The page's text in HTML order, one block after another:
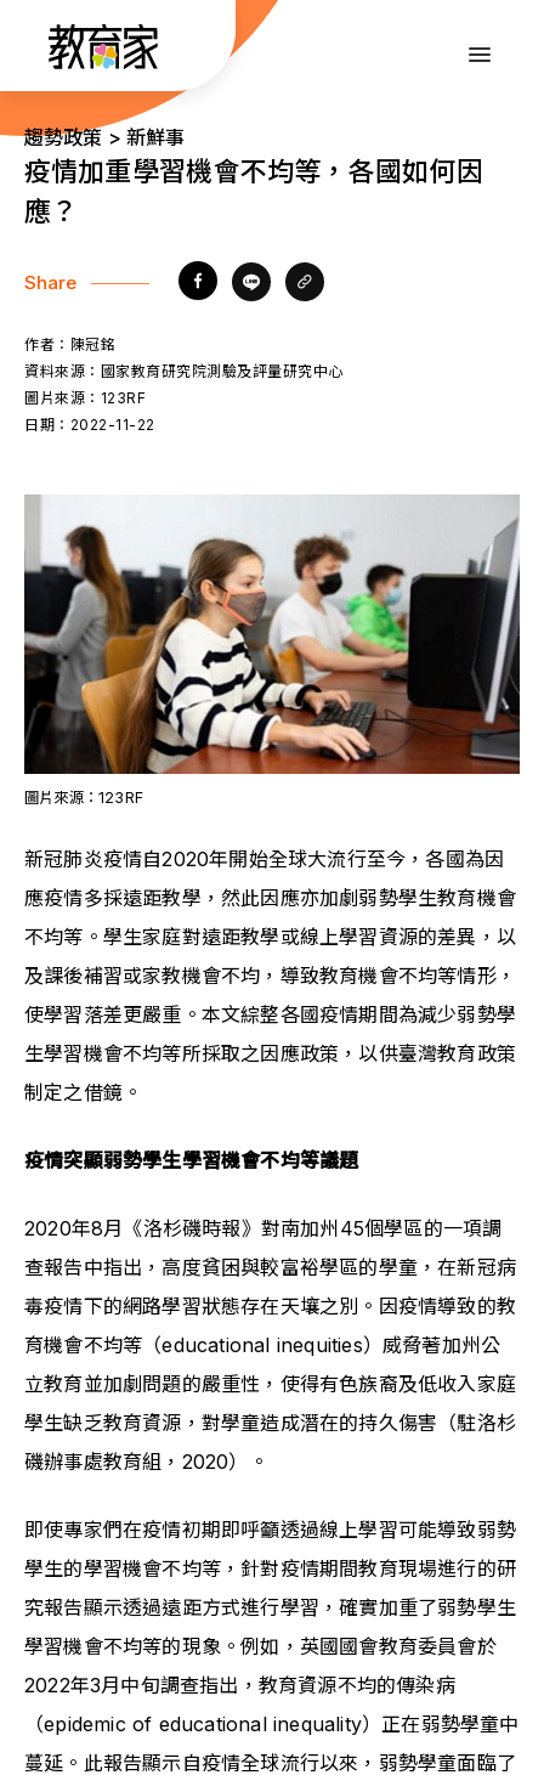
內
::: 趨勢政策 > 新鮮事
疫情加重學習機會不均等，各國如何因
應？
Share
作者： 陳冠銘
資料來源： 國家教育研究院測驗及評量研究中心
圖片來源： 123RF
日期： 2022-11-22
圖片來源：123RF
新冠肺炎疫情自2020年開始全球大流行至今，各國為因
應疫情多採遠距教學，然此因應亦加劇弱勢學生教育機會
不均等。學生家庭對遠距教學或線上學習資源的差異，以
及課後補習或家教機會不均，導致教育機會不均等情形，
使學習落差更嚴重。本文綜整各國疫情期間為減少弱勢學
生學習機會不均等所採取之因應政策，以供臺灣教育政策
制定之借鏡。
疫情突顯弱勢學生學習機會不均等議題
2020年8月《洛杉磯時報》對南加州45個學區的一項調
查報告中指出，高度貧困與較富裕學區的學童，在新冠病
毒疫情下的網路學習狀態存在天壤之別。因疫情導致的教
育機會不均等（educational inequities）威脅著加州公
立教育並加劇問題的嚴重性，使得有色族裔及低收入家庭
學生缺乏教育資源，對學童造成潛在的持久傷害（駐洛杉
磯辦事處教育組，2020）。
即使專家們在疫情初期即呼籲透過線上學習可能導致弱勢
學生的學習機會不均等，針對疫情期間教育現場進行的研
究報告顯示透過遠距方式進行學習，確實加重了弱勢學生
學習機會不均等的現象。例如，英國國會教育委員會於
2022年3月中旬調查指出，教育資源不均的傳染病
（epidemic of educational inequality）正在弱勢學童中
蔓延。此報告顯示自疫情全球流行以來，弱勢學童面臨了